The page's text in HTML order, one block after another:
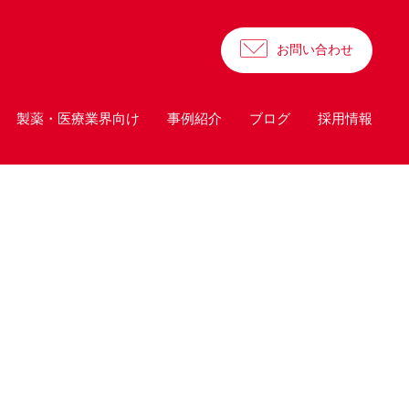
お問い合わせ
製薬・医療業界向け 事例紹介 ブログ 採用情報